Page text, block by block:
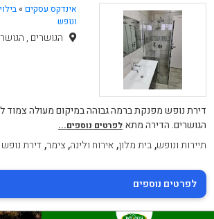
אינדקס עסקים »
ונופש
הגושרים ,
דירת נופש מפנקת ברמה גבוהה במיקום מעולה צמוד
הגושרים. הדירה מתא לפרטים נוספים...
תיירות ונופש,בית מלון,אירוח ולינה,צימר,דירת נופש
לפרטים נוספים